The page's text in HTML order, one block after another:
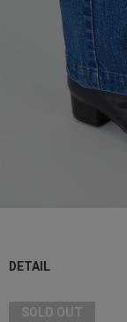
DETAIL
SOLD OUT